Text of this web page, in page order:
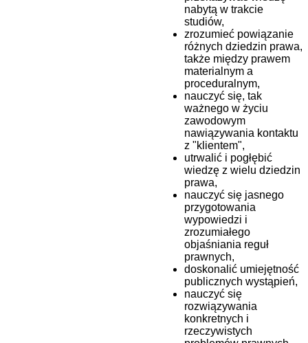
nabytą w trakcie
studiów,
zrozumieć powiązanie
różnych dziedzin prawa,
także między prawem
materialnym a
proceduralnym,
nauczyć się, tak
ważnego w życiu
zawodowym
nawiązywania kontaktu
z "klientem",
utrwalić i pogłębić
wiedzę z wielu dziedzin
prawa,
nauczyć się jasnego
przygotowania
wypowiedzi i
zrozumiałego
objaśniania reguł
prawnych,
doskonalić umiejętność
publicznych wystąpień,
nauczyć się
rozwiązywania
konkretnych i
rzeczywistych